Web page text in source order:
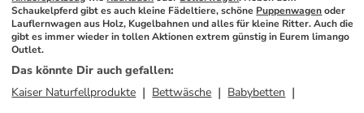
Schaukelpferd gibt es auch kleine Fädeltiere, schöne Puppenwagen oder
Lauflernwagen aus Holz, Kugelbahnen und alles für kleine Ritter. Auch die
gibt es immer wieder in tollen Aktionen extrem günstig in Eurem limango
Outlet.
Das könnte Dir auch gefallen:
Kaiser Naturfellprodukte
Bettwäsche
Babybetten